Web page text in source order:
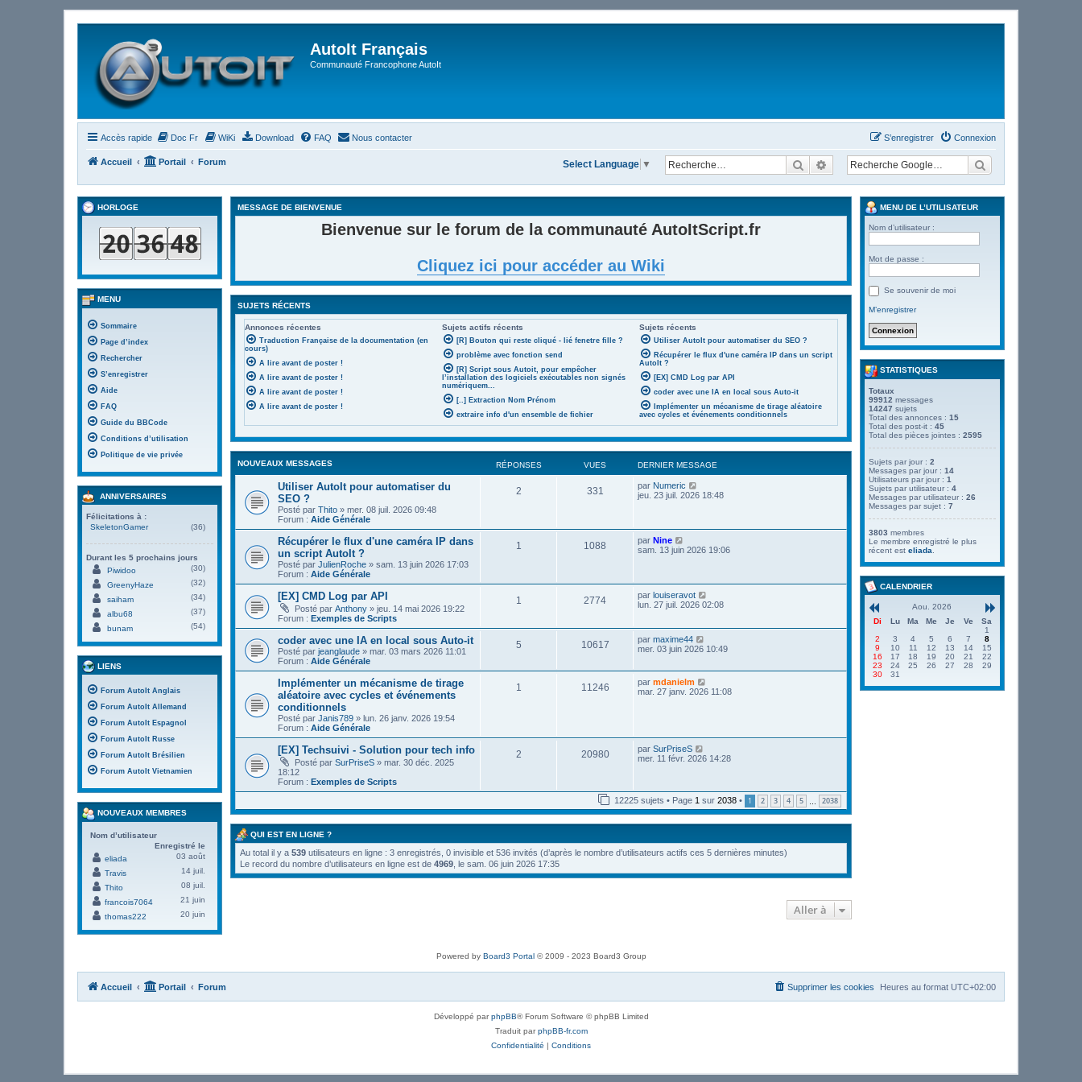
AutoIt Français
Communauté Francophone AutoIt
Accès rapide Doc Fr WiKi Download FAQ Nous contacter Connexion
S’enregistrer
Accueil Portail Forum RechercherRecherche avancée
Select Language ▼
MESSAGE DE BIENVENUE
Bienvenue sur le forum de la communauté AutoItScript.fr
Cliquez ici pour accéder au Wiki
SUJETS RÉCENTS
Annonces récentes Sujets actifs récents Sujets récents
Traduction Française de la documentation (en
cours)
A lire avant de poster !
A lire avant de poster !
A lire avant de poster !
A lire avant de poster !
[R] Bouton qui reste cliqué - lié fenetre fille ?
problème avec fonction send
[R] Script sous Autoit, pour empêcher
l’installation des logiciels exécutables non signés
numériquem...
[..] Extraction Nom Prénom
extraire info d'un ensemble de fichier
Utiliser AutoIt pour automatiser du SEO ?
Récupérer le flux d'une caméra IP dans un script
AutoIt ?
[EX] CMD Log par API
coder avec une IA en local sous Auto-it
Implémenter un mécanisme de tirage aléatoire
avec cycles et événements conditionnels
NOUVEAUX MESSAGES RÉPONSES VUES DERNIER MESSAGE
Utiliser AutoIt pour automatiser du
SEO ?
Posté par Thito » mer. 08 juil. 2026 09:48
Forum : Aide Générale
2 331 par Numeric
o
e
e
e
r
m
s
s
a
jeu. 23 juil. 2026 18:48
Récupérer le flux d'une caméra IP dans
un script AutoIt ?
Posté par JulienRoche » sam. 13 juin 2026 17:03
Forum : Aide Générale
1 1088 parNine
o
e
d
e
n
i
e
r
e
s
s
sam. 13 juin 2026 19:06
[EX] CMD Log par API
Posté par Anthony » jeu. 14 mai 2026 19:22
Forum : Exemples de Scripts
1 2774 parlouiseravot
o
l
d
r
i
s
a
lun. 27 juil. 2026 02:08
coder avec une IA en local sous Auto-it
Posté par jeanglaude » mar. 03 mars 2026 11:01
Forum : Aide Générale
5 10617 parmaxime44
o
e
d
r
m
s
a
g
e
mer. 03 juin 2026 10:49
Implémenter un mécanisme de tirage
aléatoire avec cycles et événements
conditionnels
Posté par Janis789 » lun. 26 janv. 2026 19:54
Forum : Aide Générale
1 11246 parmdanielm
o
d
r
r
m
e
s
a
g
mar. 27 janv. 2026 11:08
[EX] Techsuivi - Solution pour tech info
Posté par SurPriseS » mar. 30 déc. 2025
18:12
Forum : Exemples de Scripts
2 20980 parSurPriseS
o
d
e
r
i
e
m
mer. 11 févr. 2026 14:28
12225 sujets • Page 1 sur 2038 • 1 2 3 4 5 … 2038
QUI EST EN LIGNE ?
Au total il y a 539 utilisateurs en ligne : 3 enregistrés, 0 invisible et 536 invités (d’après le nombre d’utilisateurs actifs ces 5 dernières minutes)
Le record du nombre d’utilisateurs en ligne est de 4969 , le sam. 06 juin 2026 17:35
Aller à
HORLOGE
MENU
Sommaire
Page d’index
Rechercher
S’enregistrer
Aide
FAQ
Guide du BBCode
Conditions d’utilisation
Politique de vie privée
ANNIVERSAIRES
Félicitations à :
SkeletonGamer
(36)
Durant les 5 prochains jours
Piwidoo
(30)
GreenyHaze
(32)
saiham
(34)
albu68
(37)
bunam
(54)
LIENS
Forum AutoIt Anglais
Forum AutoIt Allemand
Forum AutoIt Espagnol
Forum AutoIt Russe
Forum AutoIt Brésilien
Forum AutoIt Vietnamien
NOUVEAUX MEMBRES
Nom d’utilisateur
Enregistré le
eliada
03 août
Travis
14 juil.
Thito
08 juil.
francois7064
21 juin
thomas222
20 juin
MENU DE L’UTILISATEUR
Nom d’utilisateur :
Mot de passe :
Se souvenir de moi
M’enregistrer
STATISTIQUES
Totaux
99912 messages
14247 sujets
Total des annonces : 15
Total des post-it : 45
Total des pièces jointes : 2595
Sujets par jour : 2
Messages par jour : 14
Utilisateurs par jour : 1
Sujets par utilisateur : 4
Messages par utilisateur : 26
Messages par sujet : 7
3803 membres
Le membre enregistré le plus
récent est eliada
CALENDRIER
Aou. 2026
Di
Lu Ma Me Je Ve
Sa
1
2
3 4 5 6 7
8
9
10 11 12 13 14
15
16
17 18 19 20 21
22
23
24 25 26 27 28
29
30
31
Powered by Board3 Portal© 2009 - 2023 Board3 Group
Accueil Portail Forum Heures au format UTC+02:00
Supprimer les cookies
Développé parphpBB® Forum Software © phpBB Limited
Traduit parphpBB-fr.com
Confidentialité | Conditions